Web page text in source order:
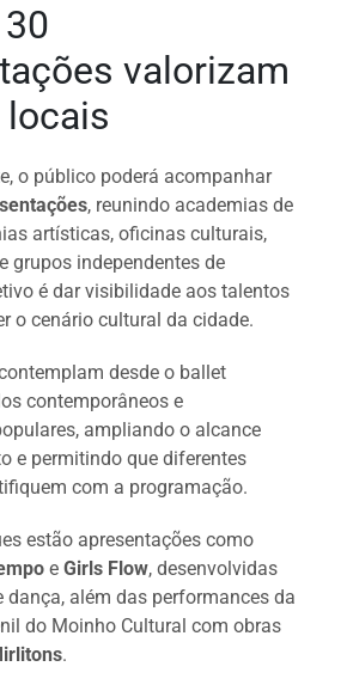
valorizam
o público poderá acompanhar
, reunindo academias de
artísticas, oficinas culturais,
grupos independentes de
é dar visibilidade aos talentos
o cenário cultural da cidade.
desde o ballet
contemporâneos e
ampliando o alcance
e permitindo que diferentes
com a programação.
estão apresentações como
eGirls Flow, desenvolvidas
dança, além das performances da
do Moinho Cultural com obras
.